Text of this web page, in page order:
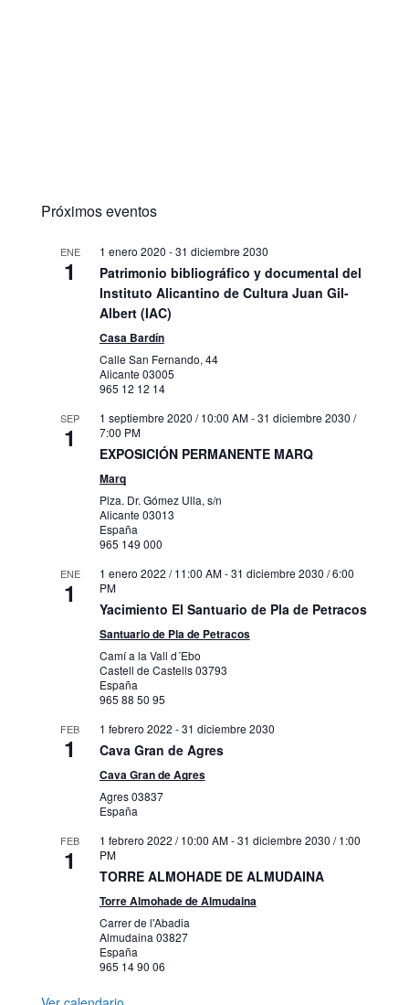
Próximos eventos
ENE
1
1 enero 2020 -31 diciembre 2030
Patrimonio bibliográfico y documental del
Instituto Alicantino de Cultura Juan Gil-
Albert (IAC)
Casa Bardín
Calle San Fernando, 44
Alicante 03005
965 12 12 14
SEP
1
1 septiembre 2020 / 10:00 AM-31 diciembre 2030 /
7:00 PM
EXPOSICIÓN PERMANENTE MARQ
Marq
Plza. Dr. Gómez Ulla, s/n
Alicante 03013
España
965 149 000
ENE
1
1 enero 2022 / 11:00 AM-31 diciembre 2030 / 6:00
PM
Yacimiento El Santuario de Pla de Petracos
Santuario de Pla de Petracos
Camí a la Vall d´Ebo
Castell de Castells03793
España
965 88 50 95
FEB
1
1 febrero 2022 -31 diciembre 2030
Cava Gran de Agres
Cava Gran de Agres
Agres03837
España
FEB
1
1 febrero 2022 / 10:00 AM-31 diciembre 2030 / 1:00
PM
TORRE ALMOHADE DE ALMUDAINA
Torre Almohade de Almudaina
Carrer de l'Abadia
Almudaina 03827
España
965 14 90 06